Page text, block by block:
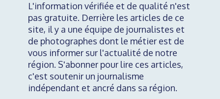
L'information vérifiée et de qualité n'est
pas gratuite. Derrière les articles de ce
site, il y a une équipe de journalistes et
de photographes dont le métier est de
vous informer sur l'actualité de notre
région. S'abonner pour lire ces articles,
c'est soutenir un journalisme
indépendant et ancré dans sa région.